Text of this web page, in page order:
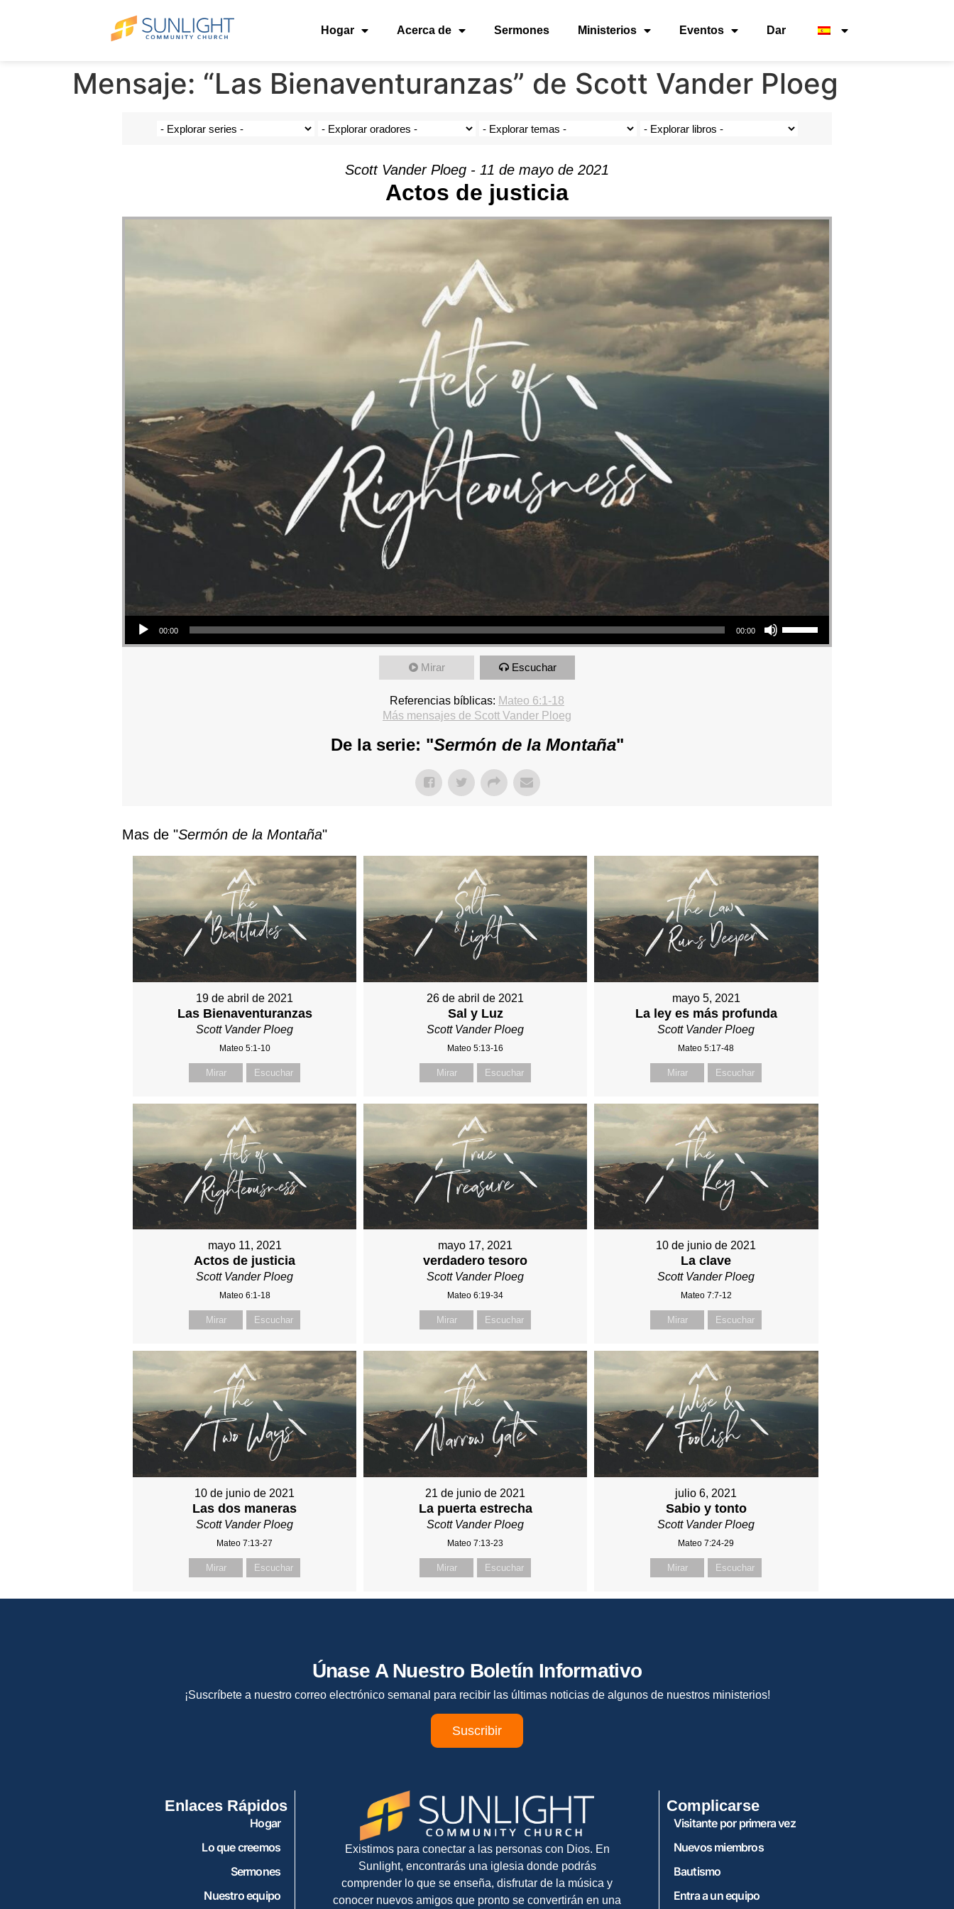
Hogar Acerca de Sermones Ministerios Eventos Dar
Mensaje: “Las Bienaventuranzas” de Scott Vander Ploeg
Scott Vander Ploeg - 11 de mayo de 2021
Actos de justicia
Reproductor de audio
00:00 00:00
Utiliza las teclas de flecha arriba/abajo para aumentar o disminuir el volumen.
Mirar Escuchar
Referencias bíblicas: Mateo 6:1-18
Más mensajes de Scott Vander Ploeg
De la serie: "Sermón de la Montaña"
Mas de "Sermón de la Montaña"
19 de abril de 2021
Las Bienaventuranzas
Scott Vander Ploeg
Mateo 5:1-10
Mirar Escuchar
26 de abril de 2021
Sal y Luz
Scott Vander Ploeg
Mateo 5:13-16
Mirar Escuchar
mayo 5, 2021
La ley es más profunda
Scott Vander Ploeg
Mateo 5:17-48
Mirar Escuchar
mayo 11, 2021
Actos de justicia
Scott Vander Ploeg
Mateo 6:1-18
Mirar Escuchar
mayo 17, 2021
verdadero tesoro
Scott Vander Ploeg
Mateo 6:19-34
Mirar Escuchar
10 de junio de 2021
La clave
Scott Vander Ploeg
Mateo 7:7-12
Mirar Escuchar
10 de junio de 2021
Las dos maneras
Scott Vander Ploeg
Mateo 7:13-27
Mirar Escuchar
21 de junio de 2021
La puerta estrecha
Scott Vander Ploeg
Mateo 7:13-23
Mirar Escuchar
julio 6, 2021
Sabio y tonto
Scott Vander Ploeg
Mateo 7:24-29
Mirar Escuchar
Únase A Nuestro Boletín Informativo
¡Suscríbete a nuestro correo electrónico semanal para recibir las últimas noticias de algunos de nuestros ministerios!
Suscribir
Enlaces Rápidos
Hogar
Lo que creemos
Sermones
Nuestro equipo
Existimos para conectar a las personas con Dios. En
Sunlight, encontrarás una iglesia donde podrás
comprender lo que se enseña, disfrutar de la música y
conocer nuevos amigos que pronto se convertirán en una
Complicarse
Visitante por primera vez
Nuevos miembros
Bautismo
Entra a un equipo